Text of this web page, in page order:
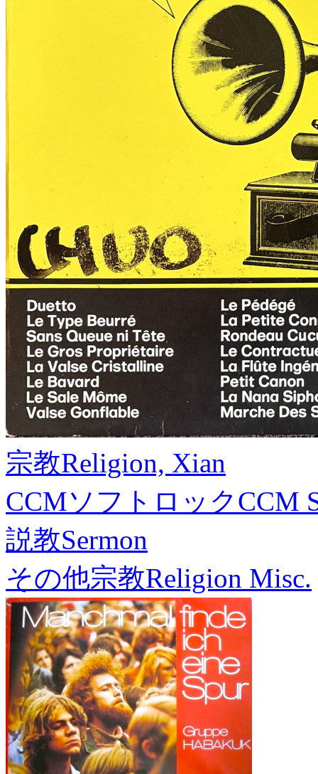
宗教Religion, Xian
CCMソフトロックCCM
説教Sermon
その他宗教Religion Misc.